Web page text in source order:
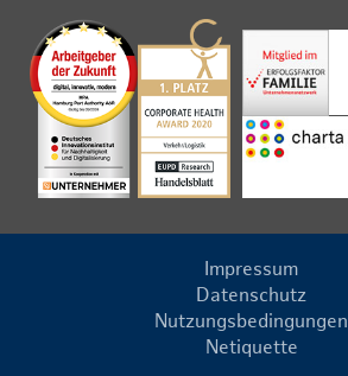
Impressum
Datenschutz
Nutzungsbedingungen
Netiquette